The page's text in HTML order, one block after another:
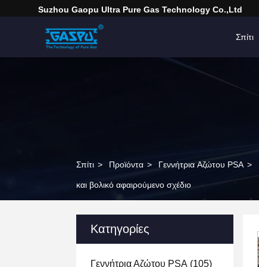
Suzhou Gaopu Ultra Pure Gas Technology Co.,Ltd
Σπίτι
Σπίτι > Προϊόντα > Γεννήτρια Αζώτου PSA >
και βολικό αφαιρούμενο σχέδιο
Κατηγορίες
Γεννήτρια Αζώτου PSA (105)